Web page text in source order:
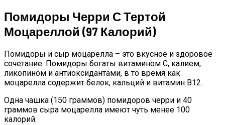
Помидоры Черри С Тертой
Моцареллой (97 Калорий)
Помидоры и сыр моцарелла – это вкусное и здоровое
сочетание. Помидоры богаты витамином С, калием,
ликопином и антиоксидантами, в то время как
моцарелла содержит белок, кальций и витамин В12.
Одна чашка (150 граммов) помидоров черри и 40
граммов сыра моцарелла имеют чуть менее 100
калорий.